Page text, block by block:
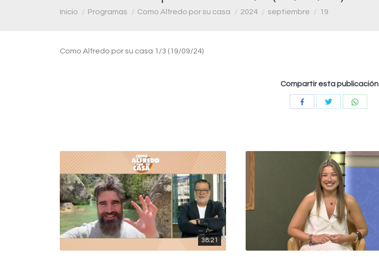
Estás aquí:
Inicio Programas Como Alfredo por su casa 2024 septiembre 19
Como Alfredo por su casa 1/3 (19/09/24)
Compartir esta publicación
CompartirCompartir
38:21